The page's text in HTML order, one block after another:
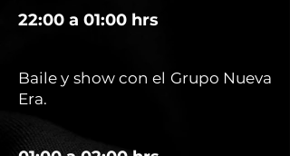
22:00 a 01:00 hrs
Baile y show con el Grupo Nueva
Era.